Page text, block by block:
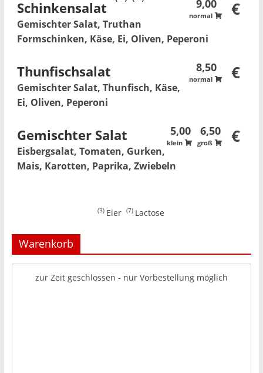
Schinkensalat 9,00
normal €
Gemischter Salat, Truthan
Formschinken, Käse, Ei, Oliven, Peperoni
Thunfischsalat 8,50
normal €
Gemischter Salat, Thunfisch, Käse,
Ei, Oliven, Peperoni
Gemischter Salat 5,00
klein
6,50
groß €
Eisbergsalat, Tomaten, Gurken,
Mais, Karotten, Paprika, Zwiebeln
3 Eier 7 Lactose
Warenkorb
zur Zeit geschlossen - nur Vorbestellung möglich